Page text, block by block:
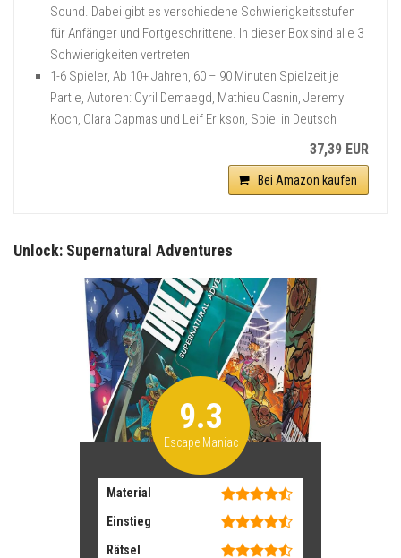
Sound. Dabei gibt es verschiedene Schwierigkeitsstufen
für Anfänger und Fortgeschrittene. In dieser Box sind alle 3
Schwierigkeiten vertreten
1-6 Spieler, Ab 10+ Jahren, 60 – 90 Minuten Spielzeit je
Partie, Autoren: Cyril Demaegd, Mathieu Casnin, Jeremy
Koch, Clara Capmas und Leif Erikson, Spiel in Deutsch
37,39 EUR
Bei Amazon kaufen
Unlock: Supernatural Adventures
9.3
Escape Maniac
Material
Einstieg
Rätsel